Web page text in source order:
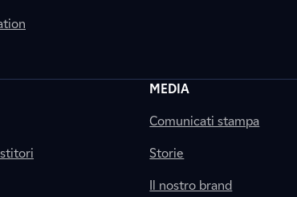
MEDIA
Comunicati stampa
Storie
Il nostro brand